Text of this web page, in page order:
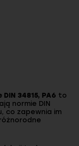
34815, PA6 to
normie DIN
co zapewnia im